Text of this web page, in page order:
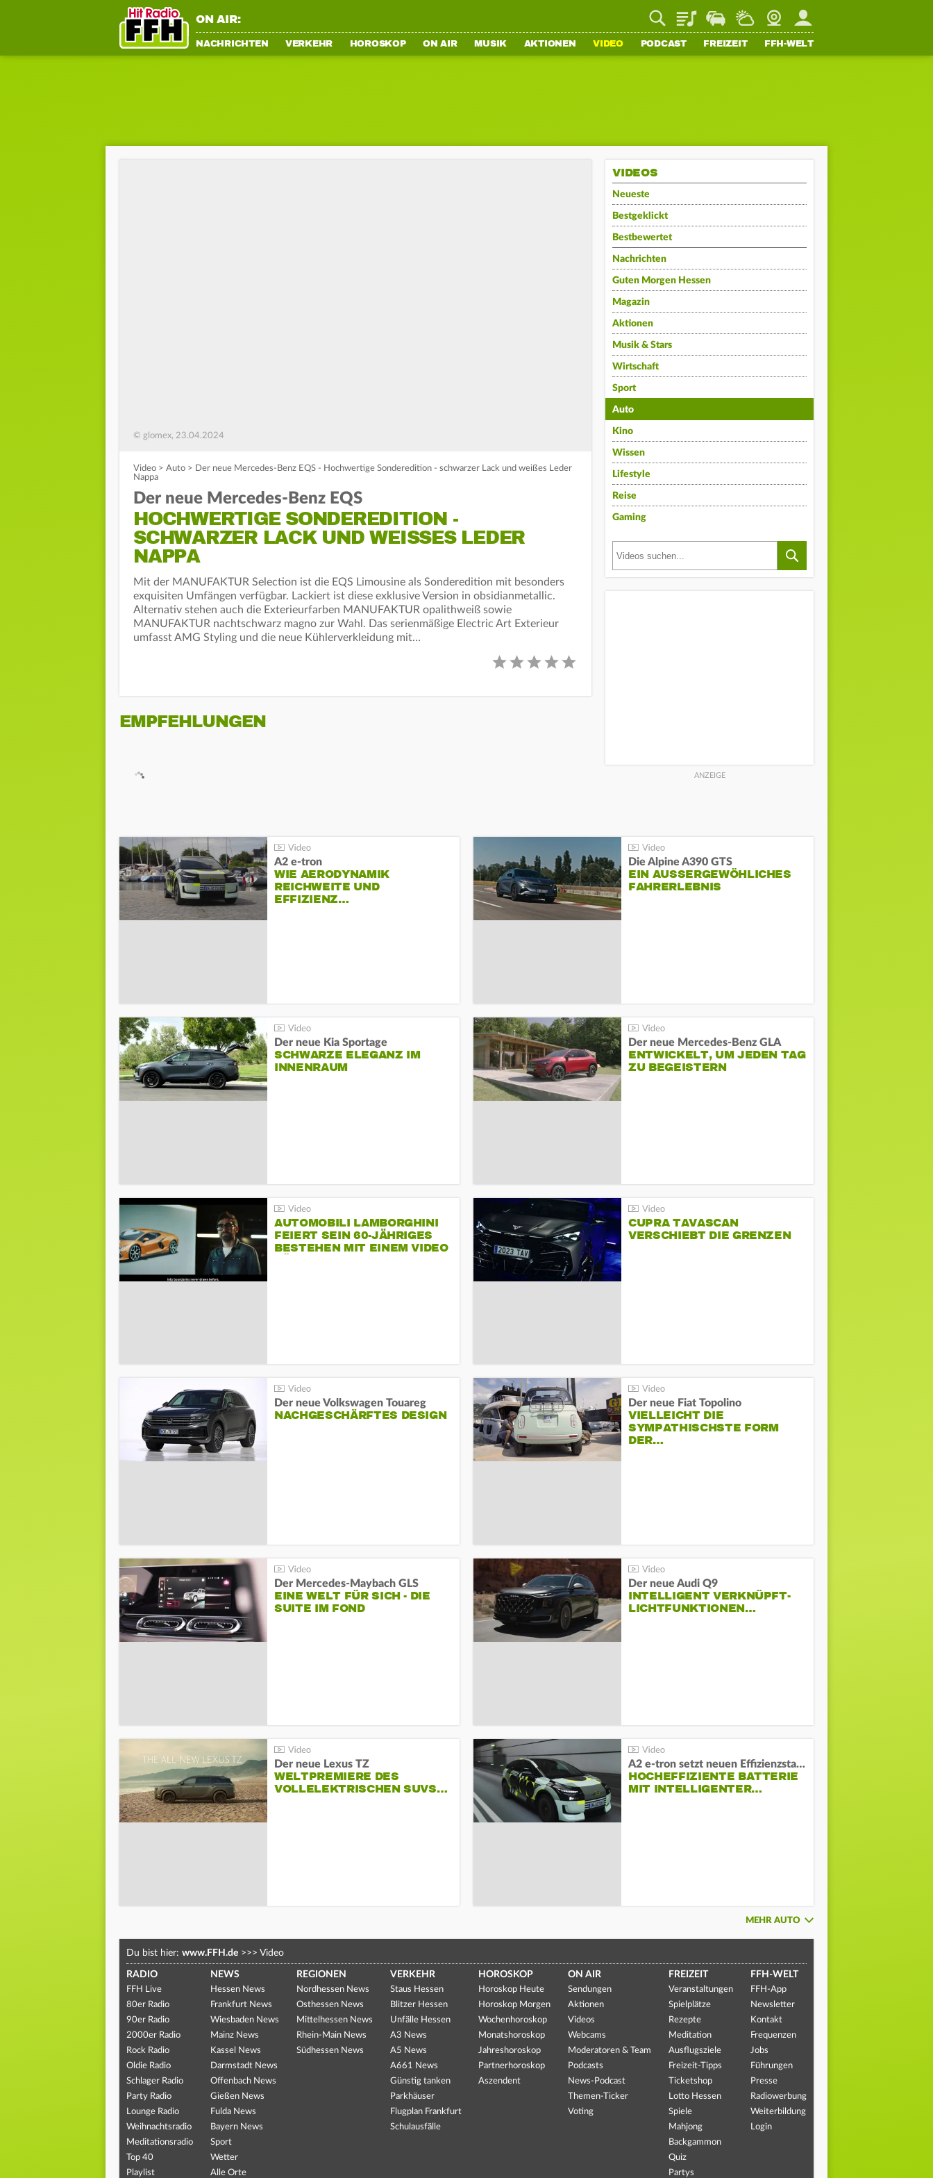
ON AIR: PlaylistStaupilotWetterWebcamMein FFH
NACHRICHTEN VERKEHR HOROSKOP ON AIR MUSIK AKTIONEN VIDEO PODCAST FREIZEIT FFH-WELT
© glomex, 23.04.2024
Video > Auto > Der neue Mercedes-Benz EQS - Hochwertige Sonderedition - schwarzer Lack und weißes Leder
Nappa
Der neue Mercedes-Benz EQS
HOCHWERTIGE SONDEREDITION -
SCHWARZER LACK UND WEISSES LEDER N
APPA
Mit der MANUFAKTUR Selection ist die EQS Limousine als Sonderedition mit besonders
exquisiten Umfängen verfügbar. Lackiert ist diese exklusive Version in obsidianmetallic.
Alternativ stehen auch die Exterieurfarben MANUFAKTUR opalithweiß sowie
MANUFAKTUR nachtschwarz magno zur Wahl. Das serienmäßige Electric Art Exterieur
umfasst AMG Styling und die neue Kühlerverkleidung mit…
EMPFEHLUNGEN
VIDEOS
Neueste
Bestgeklickt
Bestbewertet
Nachrichten
Guten Morgen Hessen
Magazin
Aktionen
Musik & Stars
Wirtschaft
Sport
Auto
Kino
Wissen
Lifestyle
Reise
Gaming
A2 e-tron
WIE AERODYNAMIK
REICHWEITE UND
EFFIZIENZ…
Die Alpine A390 GTS
EIN AUSSERGEWÖHLICHES F
AHRERLEBNIS
Der neue Kia Sportage
SCHWARZE ELEGANZ IM
INNENRAUM
Der neue Mercedes-Benz GLA
ENTWICKELT, UM JEDEN TAG
ZU BEGEISTERN
AUTOMOBILI LAMBORGHINI
FEIERT SEIN 60-JÄHRIGES
BESTEHEN MIT EINEM VIDEO
CUPRA TAVASCAN
VERSCHIEBT DIE GRENZEN
Der neue Volkswagen Touareg
NACHGESCHÄRFTES DESIGN
Der neue Fiat Topolino
VIELLEICHT DIE
SYMPATHISCHSTE FORM
DER…
Der Mercedes‑Maybach GLS
EINE WELT FÜR SICH - DIE
SUITE IM FOND
Der neue Audi Q9
INTELLIGENT VERKNÜPFT-
LICHTFUNKTIONEN…
Der neue Lexus TZ
WELTPREMIERE DES
VOLLELEKTRISCHEN SUVS…
A2 e-tron setzt neuen Effizienzstandard bei Audi
HOCHEFFIZIENTE BATTERIE
MIT INTELLIGENTER…
MEHR AUTO
Du bist hier: www.FFH.de >>> Video
RADIO
FFH Live
80er Radio
90er Radio
2000er Radio
Rock Radio
Oldie Radio
Schlager Radio
Party Radio
Lounge Radio
Weihnachtsradio
Meditationsradio
Top 40
Playlist
NEWS
Hessen News
Frankfurt News
Wiesbaden News
Mainz News
Kassel News
Darmstadt News
Offenbach News
Gießen News
Fulda News
Bayern News
Sport
Wetter
Alle Orte
REGIONEN
Nordhessen News
Osthessen News
Mittelhessen News
Rhein-Main News
Südhessen News
VERKEHR
Staus Hessen
Blitzer Hessen
Unfälle Hessen
A3 News
A5 News
A661 News
Günstig tanken
Parkhäuser
Flugplan Frankfurt
Schulausfälle
HOROSKOP
Horoskop Heute
Horoskop Morgen
Wochenhoroskop
Monatshoroskop
Jahreshoroskop
Partnerhoroskop
Aszendent
ON AIR
Sendungen
Aktionen
Videos
Webcams
Moderatoren & Team
Podcasts
News-Podcast
Themen-Ticker
Voting
FREIZEIT
Veranstaltungen
Spielplätze
Rezepte
Meditation
Ausflugsziele
Freizeit-Tipps
Ticketshop
Lotto Hessen
Spiele
Mahjong
Backgammon
Quiz
Partys
FFH-WELT
FFH-App
Newsletter
Kontakt
Frequenzen
Jobs
Führungen
Presse
Radiowerbung
Weiterbildung
Login